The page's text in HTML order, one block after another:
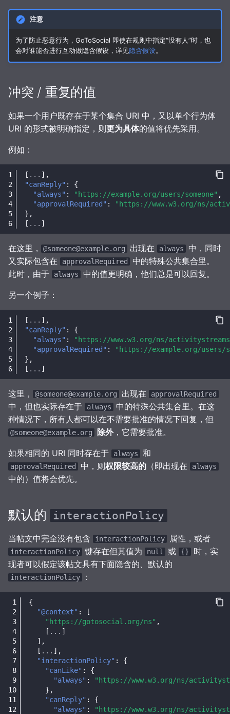
注意
为了防止恶意行为，GoToSocial 即使在规则中指定“没有人”时，也
会对谁能否进行互动做隐含假设，详见隐含假设。
冲突 / 重复的值
如果一个用户既存在于某个集合 URI 中，又以单个行为体
URI 的形式被明确指定，则更为具体的值将优先采用。
例如：
[ ... ],
"canReply" :
{
"always" : "https://example.org/users/someone" ,
"approvalRequired" :
"https://www.w3.org/ns/
},
[ ... ]
在这里， @someone@example.org 出现在 always
中，同时
又实际包含在
approvalRequired
中的特殊公共集合里。
此时，由于
always 中的值更明确，他们总是可以回复。
另一个例子：
[ ... ],
"canReply" :
{
"always" :
"https://www.w3.org/ns/
"approvalRequired" :
"https://example.org/users/
},
[ ... ]
这里， @someone@example.org 出现在 approvalRequired
中，但也实际存在于 always
中的特殊公共集合里。在这
种情况下，所有人都可以在不需要批准的情况下回复，但
@someone@example.org 除外，它需要批准。
如果相同的 URI 同时存在于 always 和
approvalRequired 中，则权限较高的 （即出现在 always
中的）值将会优先。
默认的 interactionPolicy
当帖文中完全没有包含 interactionPolicy 属性，或者
interactionPolicy 键存在但其值为 null 或 {}
时，实
现者可以假定该帖文具有下面隐含的、默认的
interactionPolicy ：
{
"@context" :
[
"https://gotosocial.org/ns" ,
[ ... ]
],
[ ... ],
"interactionPolicy" :
{
"canLike" :
{
"always" :
"https://www.w3.org/ns/
},
"canReply" :
{
"always" :
"https://www.w3.org/ns/